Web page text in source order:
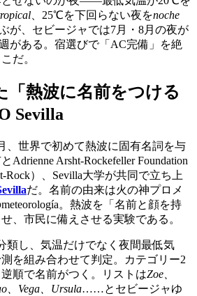
、25℃を下回らない夜をnoche
が、セビージャでは7月・8月の夜が
がある。宿選びで「AC完備」を絶
だ。
「熱波に名前をつける
Sevilla
、世界で初めて熱波に固有名詞を与
Adrienne Arsht-Rockefeller Foundation
Rock）、Sevilla大学が共同で立ち上
だ。名前の由来は火の神プロメ
。熱波を「名前と顔を持
、市民に備えさせる実験である。
類し、気温だけでなく夜間最低気
を組み合わせて判定。カテゴリー2
順で名前がつく。リストはZoe、
、Vega、Ursula……とセビージャゆ